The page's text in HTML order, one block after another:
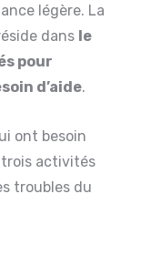
légère. La
dans le
pour
d’aide.
ont besoin
trois activités
troubles du